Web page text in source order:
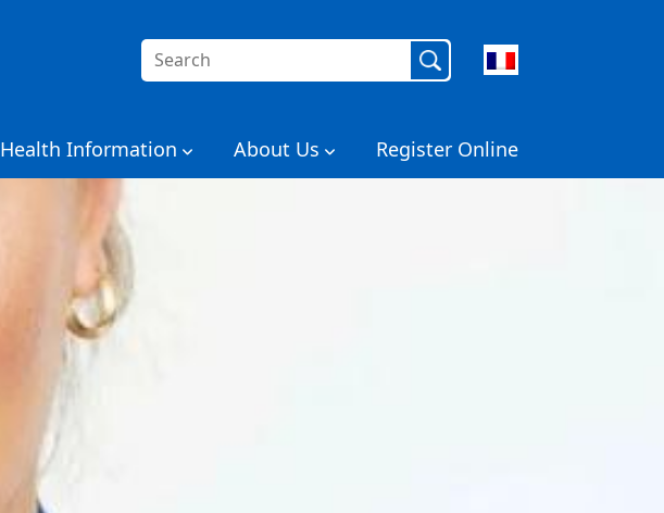
Rechercher :
Health Information About Us Register Online